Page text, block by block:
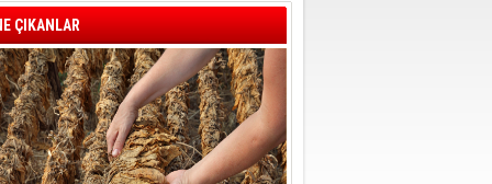
müdahale
Geçti
ÇIKANLAR